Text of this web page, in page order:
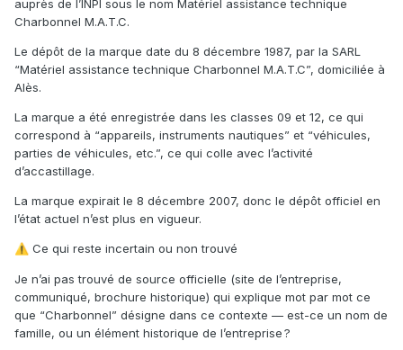
auprès de l’INPI sous le nom Matériel assistance technique
Charbonnel M.A.T.C.
Le dépôt de la marque date du 8 décembre 1987, par la SARL
“Matériel assistance technique Charbonnel M.A.T.C”, domiciliée à
Alès.
La marque a été enregistrée dans les classes 09 et 12, ce qui
correspond à “appareils, instruments nautiques” et “véhicules,
parties de véhicules, etc.”, ce qui colle avec l’activité
d’accastillage.
La marque expirait le 8 décembre 2007, donc le dépôt officiel en
l’état actuel n’est plus en vigueur.
⚠️ Ce qui reste incertain ou non trouvé
Je n’ai pas trouvé de source officielle (site de l’entreprise,
communiqué, brochure historique) qui explique mot par mot ce
que “Charbonnel” désigne dans ce contexte — est-ce un nom de
famille, ou un élément historique de l’entreprise ?